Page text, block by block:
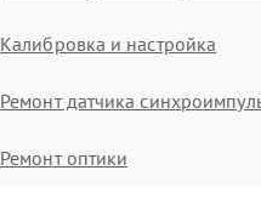
Калибровка и настройка
Ремонт датчика
Ремонт оптики